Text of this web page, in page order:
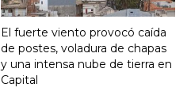
El fuerte viento provocó caída
de postes, voladura de chapas
y una intensa nube de tierra en
Capital